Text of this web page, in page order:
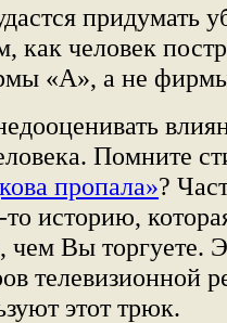
придумать
как человек
«А», а не
Помните
пропала»?
историю,
чем Вы торгуете.
телевизионной
этот трюк.